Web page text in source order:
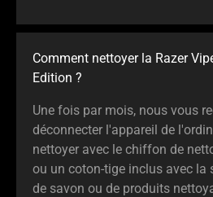
Comment nettoyer la Razer
Edition ?
Une fois par mois, nous vous
déconnecter l'appareil de
nettoyer avec le chiffon de
ou un coton-tige inclus avec la
de savon ou de produits